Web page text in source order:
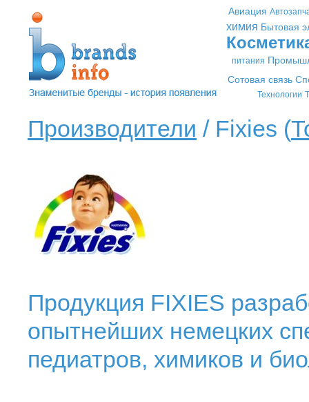
Авиация
химия Бытовая
питания
Сотовая связь
Технологии
Производители / Fixies (
Продукция FIXIES
опытнейших немецких
педиатров, химиков и